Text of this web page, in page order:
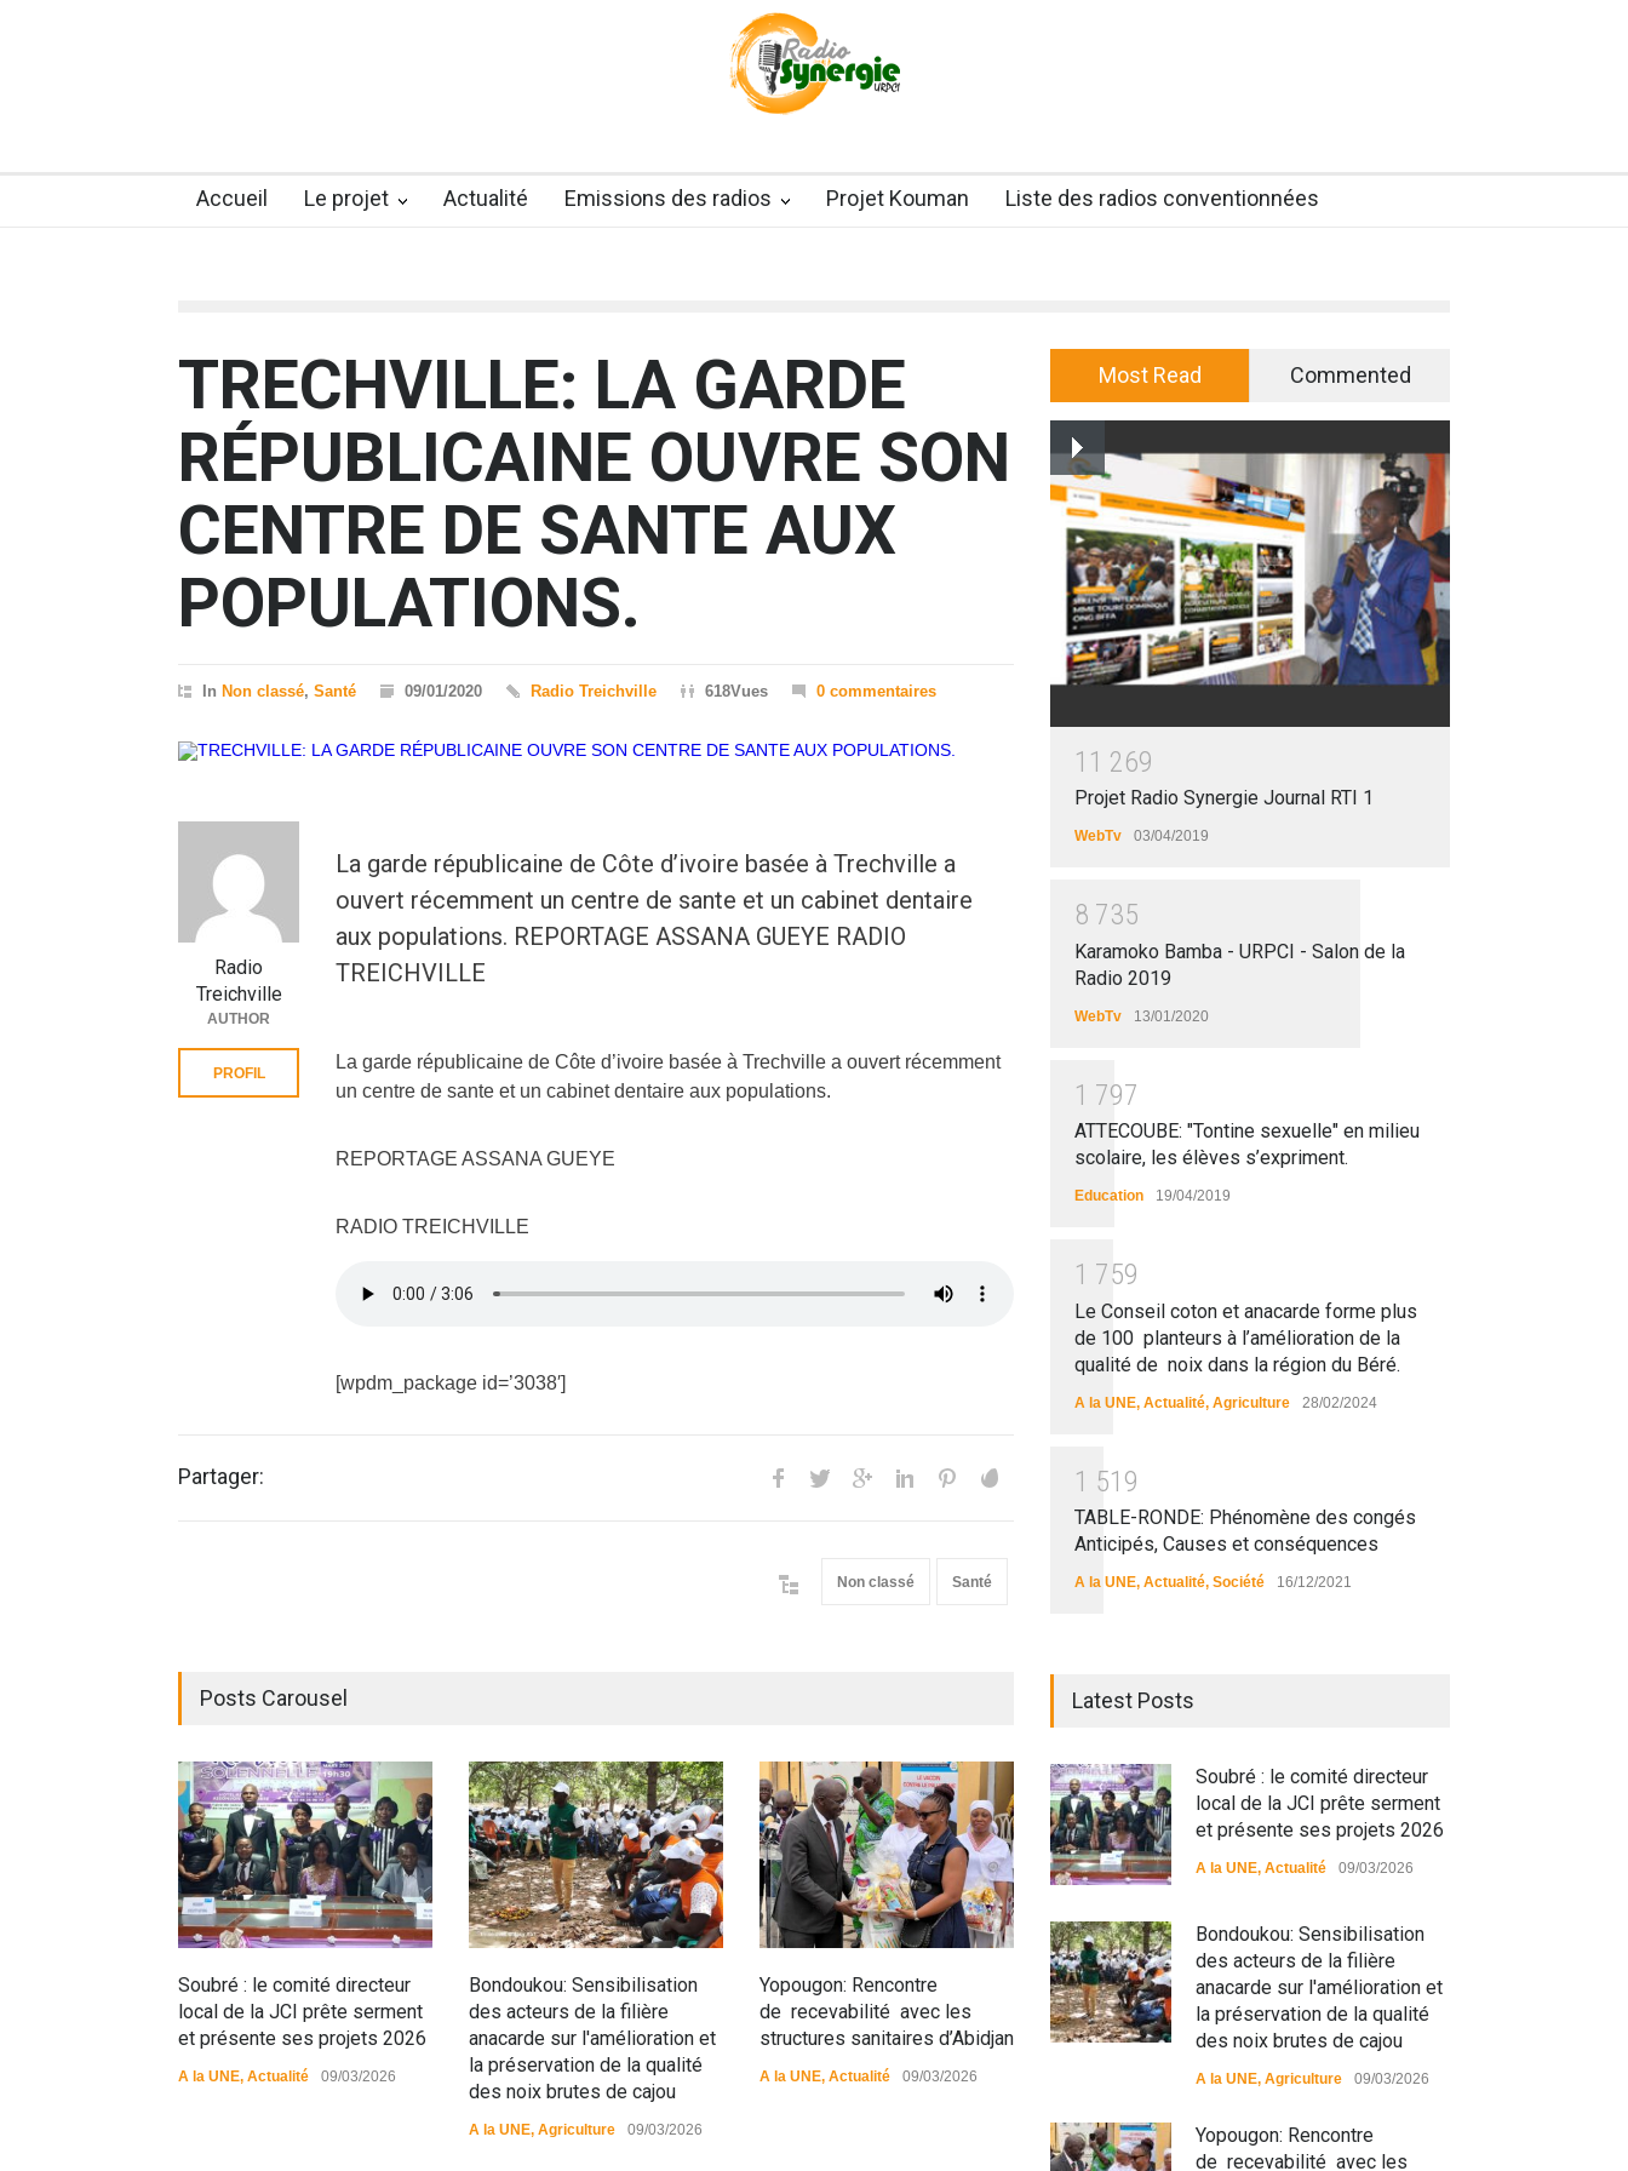
Accueil Le projet Actualité Emissions des radios Projet Kouman Liste des radios conventionnées
TRECHVILLE: LA GARDE
RÉPUBLICAINE OUVRE SON
CENTRE DE SANTE AUX
POPULATIONS.
In Non classé, Santé 09/01/2020 Radio Treichville 618Vues 0 commentaires
La garde républicaine de Côte d’ivoire basée à Trechville a
ouvert récemment un centre de sante et un cabinet dentaire
aux populations. REPORTAGE ASSANA GUEYE RADIO
TREICHVILLE
La garde républicaine de Côte d’ivoire basée à Trechville a ouvert récemment
un centre de sante et un cabinet dentaire aux populations.
REPORTAGE ASSANA GUEYE
RADIO TREICHVILLE
[wpdm_package id=’3038′]
Radio
Treichville
AUTHOR
PROFIL
Partager:
Non classé Santé
Posts Carousel
Soubré : le comité directeur
local de la JCI prête serment
et présente ses projets 2026
A la UNE, Actualité 09/03/2026
Bondoukou: Sensibilisation
des acteurs de la filière
anacarde sur l'amélioration et
la préservation de la qualité
des noix brutes de cajou
A la UNE, Agriculture 09/03/2026
Yopougon: Rencontre
de recevabilité avec les
structures sanitaires d’Abidjan
A la UNE, Actualité 09/03/2026
Sinématiali: La divagation des
animaux : un danger pour les
populations
Environment 09/03/2026
RFI Forme ses journalistes et
techniciens radios
partenaires.
A la UNE,Actualité
Most Read Commented
1 1 269
Projet Radio Synergie Journal RTI 1
WebTv 03/04/2019
8 735
Karamoko Bamba - URPCI - Salon de la
Radio 2019
WebTv 13/01/2020
1 797
ATTECOUBE: "Tontine sexuelle" en milieu
scolaire, les élèves s’expriment.
Education 19/04/2019
1 759
Le Conseil coton et anacarde forme plus
de 100 planteurs à l’amélioration de la
qualité de noix dans la région du Béré.
A la UNE, Actualité, Agriculture 28/02/2024
1 51 9
TABLE-RONDE: Phénomène des congés
Anticipés, Causes et conséquences
A la UNE, Actualité, Société 16/12/2021
Latest Posts
Soubré : le comité directeur
local de la JCI prête serment
et présente ses projets 2026
A la UNE, Actualité 09/03/2026
Bondoukou: Sensibilisation
des acteurs de la filière
anacarde sur l'amélioration et
la préservation de la qualité
des noix brutes de cajou
A la UNE, Agriculture 09/03/2026
Yopougon: Rencontre
de recevabilité avec les